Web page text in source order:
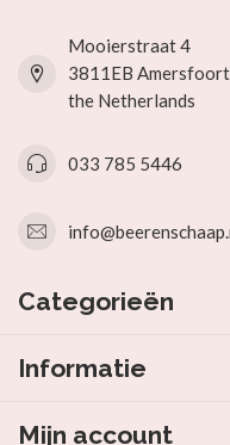
Mooierstraat 4
3811EB Amersfoort
the Netherlands
033 785 5446
Categorieën
Informatie
Mijn account